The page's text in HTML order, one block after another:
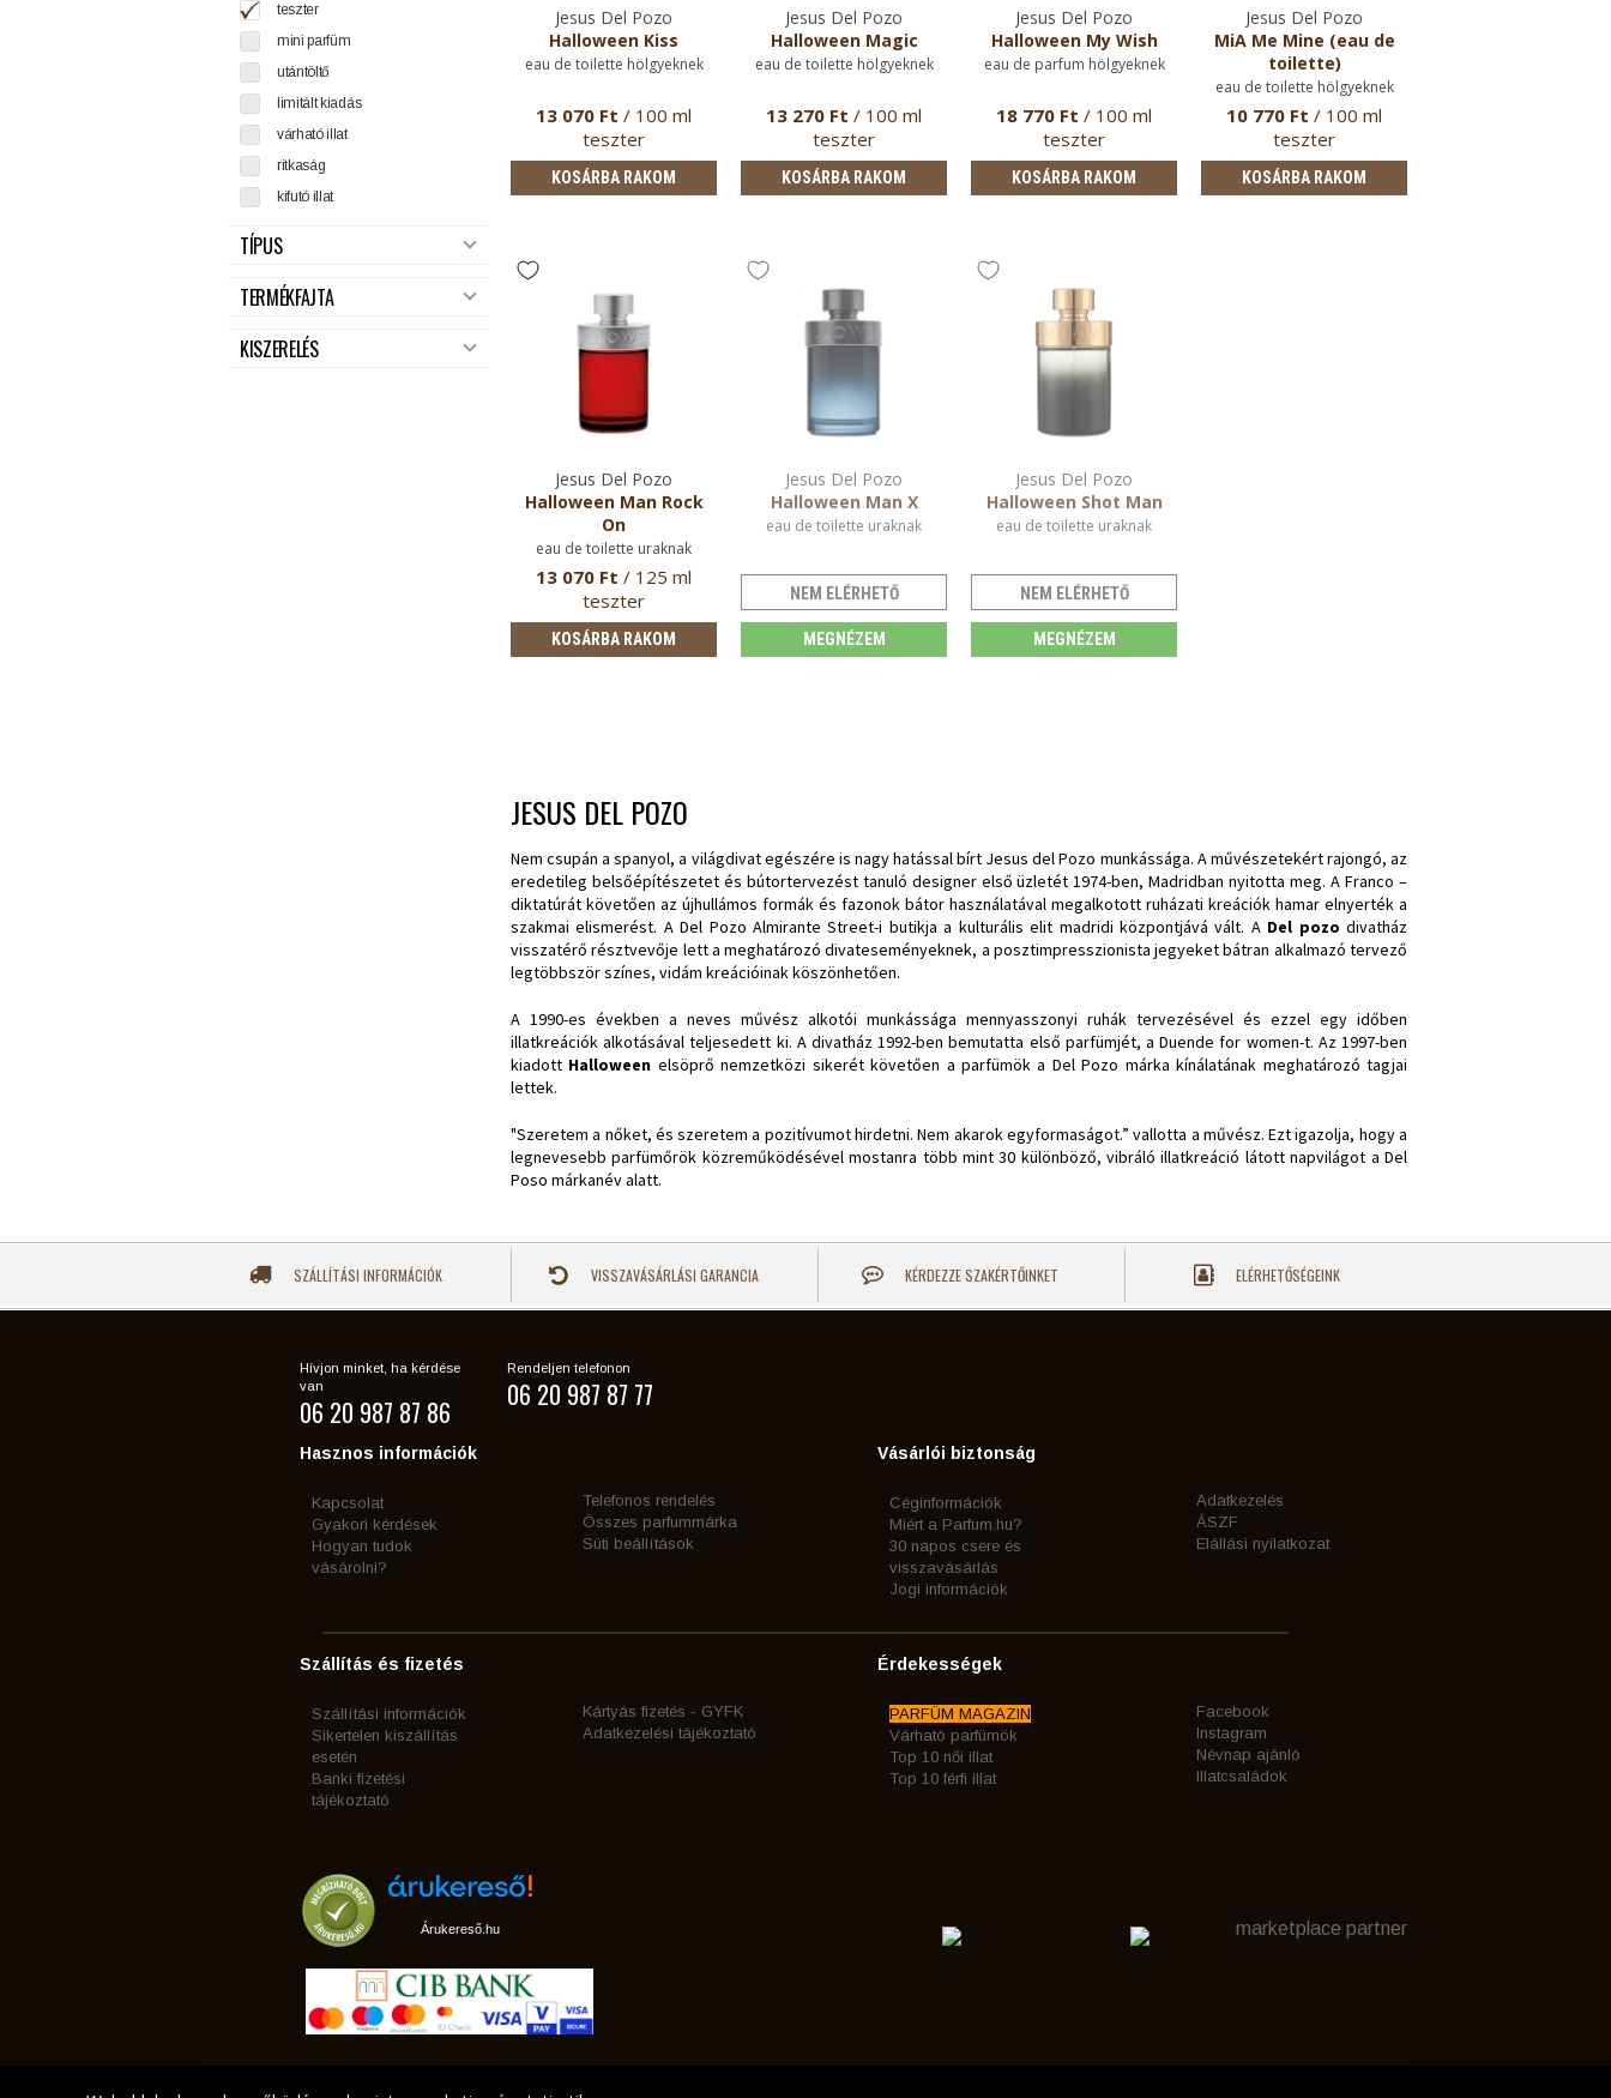
teszter
mini parfüm
utántöltő
limitált kiadás
várható illat
ritkaság
kifutó illat
TÍPUS
TERMÉKFAJTA
KISZERELÉS
Jesus Del Pozo
Halloween Kiss
eau de toilette hölgyeknek
13 070 Ft / 100 ml
teszter
KOSÁRBA RAKOM
Jesus Del Pozo
Halloween Magic
eau de toilette hölgyeknek
13 270 Ft / 100 ml
teszter
KOSÁRBA RAKOM
Jesus Del Pozo
Halloween My Wish
eau de parfum hölgyeknek
18 770 Ft / 100 ml
teszter
KOSÁRBA RAKOM
Jesus Del Pozo
MiA Me Mine (eau de
toilette)
eau de toilette hölgyeknek
10 770 Ft / 100 ml
teszter
KOSÁRBA RAKOM
Jesus Del Pozo
Halloween Man Rock
On
eau de toilette uraknak
13 070 Ft / 125 ml
teszter
KOSÁRBA RAKOM
Jesus Del Pozo
Halloween Man X
eau de toilette uraknak
NEM ELÉRHETŐ
MEGNÉZEM
Jesus Del Pozo
Halloween Shot Man
eau de toilette uraknak
NEM ELÉRHETŐ
MEGNÉZEM
JESUS DEL POZO
Nem csupán a spanyol, a világdivat egészére is nagy hatással bírt Jesus del Pozo munkássága. A művészetekért rajongó, az
eredetileg belsőépítészetet és bútortervezést tanuló designer első üzletét 1974-ben, Madridban nyitotta meg. A Franco –
diktatúrát követően az újhullámos formák és fazonok bátor használatával megalkotott ruházati kreációk hamar elnyerték a
szakmai elismerést. A Del Pozo Almirante Street-i butikja a kulturális elit madridi központjává vált. A Del pozo divatház
visszatérő résztvevője lett a meghatározó divateseményeknek, a posztimpresszionista jegyeket bátran alkalmazó tervező
legtöbbször színes, vidám kreációinak köszönhetően.
A 1990-es években a neves művész alkotói munkássága mennyasszonyi ruhák tervezésével és ezzel egy időben
illatkreációk alkotásával teljesedett ki. Adivatház1992-ben bemutatta első parfümjét, a Duende for women-t. Az 1997-ben
kiadott Halloween elsöprő nemzetközi sikerét követően a parfümök a Del Pozo márka kínálatának meghatározó tagjai
lettek.
"Szeretem a nőket, és szeretem a pozitívumot hirdetni. Nem akarok egyformaságot.” vallotta a művész. Ezt igazolja, hogy a
legnevesebb parfümőrök közreműködésével mostanra több mint 30 különböző, vibráló illatkreáció látott napvilágot a Del
Poso márkanév alatt.
SZÁLLÍTÁSI INFORMÁCIÓK VISSZAVÁSÁRLÁSI GARANCIA KÉRDEZZE SZAKÉRTŐINKET ELÉRHETŐSÉGEINK
Hívjon minket, ha kérdése
van
06 20 987 87 86
Rendeljen telefonon
06 20 987 87 77
Hasznos információk
Kapcsolat
Gyakori kérdések
Hogyan tudok
vásárolni?
Telefonos rendelés
Összes parfummárka
Süti beállítások
Vásárlói biztonság
Céginformációk
Miért a Parfum.hu?
30 napos csere és
visszavásárlás
Jogi információk
Adatkezelés
ÁSZF
Elállási nyilatkozat
Szállítás és fizetés
Szállítási információk
Sikertelen kiszállítás
esetén
Banki fizetési
tájékoztató
Kártyás fizetés - GYFK
Adatkezelési tájékoztató
Érdekességek
PARFÜM MAGAZIN
Várható parfümök
Top 10 női illat
Top 10 férfi illat
Facebook
Instagram
Névnap ajánló
Illatcsaládok
Árukereső.hu marketplace partner